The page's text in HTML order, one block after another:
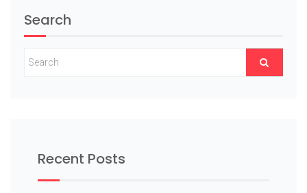
Search
Recent Posts